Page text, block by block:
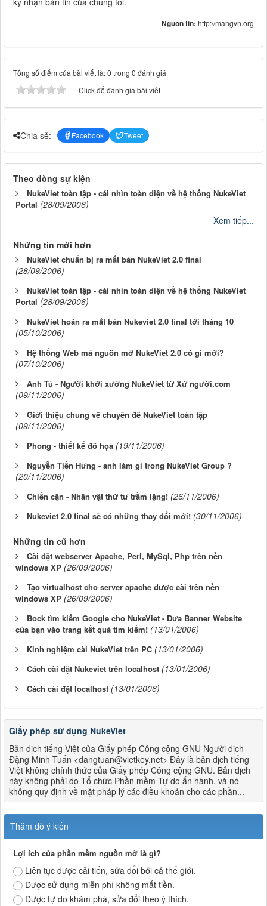
Nguồn tin: http://mangvn.org
Tổng số điểm của bài viết là: 0 trong 0 đánh giá
Click để đánh giá bài viết
Chia sẻ: Facebook Tweet
Theo dòng sự kiện
NukeViet toàn tập - cái nhìn toàn diện về hệ thống NukeViet
Portal (28/09/2006)
Xem tiếp...
Những tin mới hơn
NukeViet chuẩn bị ra mắt bản NukeViet 2.0 final
(28/09/2006)
NukeViet toàn tập - cái nhìn toàn diện về hệ thống NukeViet
Portal (28/09/2006)
NukeViet hoãn ra mắt bản Nukeviet 2.0 final tới tháng 10
(05/10/2006)
Hệ thống Web mã nguồn mở NukeViet 2.0 có gì mới?
(07/10/2006)
Anh Tú - Người khởi xướng NukeViet từ Xứ người.com
(09/11/2006)
Giới thiệu chung về chuyên đề NukeViet toàn tập
(09/11/2006)
Phong - thiết kế đồ họa (19/11/2006)
Nguyễn Tiến Hưng - anh làm gì trong NukeViet Group ?
(20/11/2006)
Chiến cận - Nhân vật thứ tư trầm lặng! (26/11/2006)
Nukeviet 2.0 final sẽ có những thay đổi mới! (30/11/2006)
Những tin cũ hơn
Cài đặt webserver Apache, Perl, MySql, Php trên nền
windows XP (26/09/2006)
Tạo virtualhost cho server apache được cài trên nền
windows XP (26/09/2006)
Bock tìm kiếm Google cho NukeViet - Đưa Banner Website
của bạn vào trang kết quả tìm kiếm! (13/01/2006)
Kinh nghiệm cài NukeViet trên PC (13/01/2006)
Cách cài đặt Nukeviet trên localhost (13/01/2006)
Cách cài đặt localhost (13/01/2006)
Giấy phép sử dụng NukeViet
Bản dịch tiếng Việt của Giấy phép Công cộng GNU Người dịch
Đặng Minh Tuấn <dangtuan@vietkey.net> Đây là bản dịch tiếng
Việt không chính thức của Giấy phép Công cộng GNU. Bản dịch
này không phải do Tổ chức Phần mềm Tự do ấn hành, và nó
không quy định về mặt pháp lý các điều khoản cho các phần...
Thăm dò ý kiến
Lợi ích của phần mềm nguồn mở là gì?
Liên tục được cải tiến, sửa đổi bởi cả thế giới.
Được sử dụng miễn phí không mất tiền.
Được tự do khám phá, sửa đổi theo ý thích.